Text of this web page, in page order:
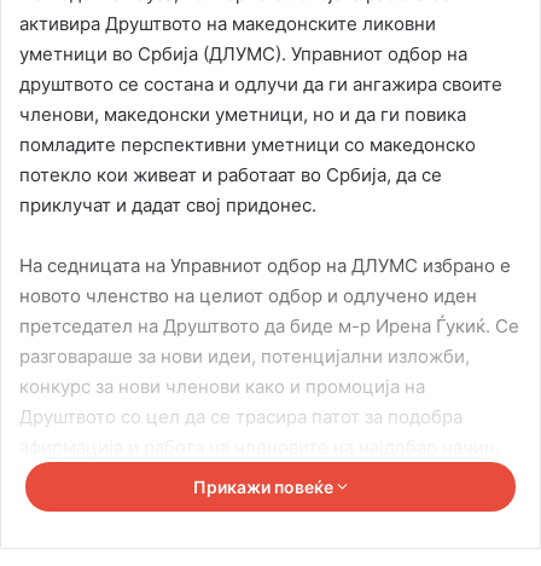
активира Друштвото на македонските ликовни
уметници во Србија (ДЛУМС). Управниот одбор на
друштвото се состана и одлучи да ги ангажира своите
членови, македонски уметници, но и да ги повика
помладите перспективни уметници со македонско
потекло кои живеат и работаат во Србија, да се
приклучат и дадат свој придонес.
На седницата на Управниот одбор на ДЛУМС избрано е
новото членство на целиот одбор и одлучено иден
претседател на Друштвото да биде м-р Ирена Ѓукиќ. Се
разговараше за нови идеи, потенцијални изложби,
конкурс за нови членови како и промоција на
Друштвото со цел да се трасира патот за подобра
– Целта на друштвото е да ја истакнеме богатата
Прикажи повеќе